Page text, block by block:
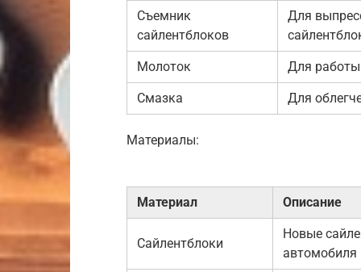
Съемник
сайлентблоков
Для
Молоток Для
Смазка Для
Материалы:
Материал Описание
Сайлентблоки
Новые
автомобиля